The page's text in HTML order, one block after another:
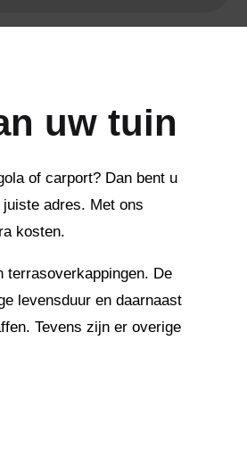
uw tuin
of carport? Dan bent u
juiste adres. Met ons
kosten.
terrasoverkappingen. De
levensduur en daarnaast
Tevens zijn er overige